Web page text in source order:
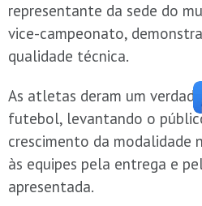
representante da sede do
vice-campeonato,
qualidade técnica.
As atletas deram um
futebol, levantando o
crescimento da modalidade
às equipes pela entrega e
apresentada.